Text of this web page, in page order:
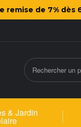
remise de 7%
& Jardin